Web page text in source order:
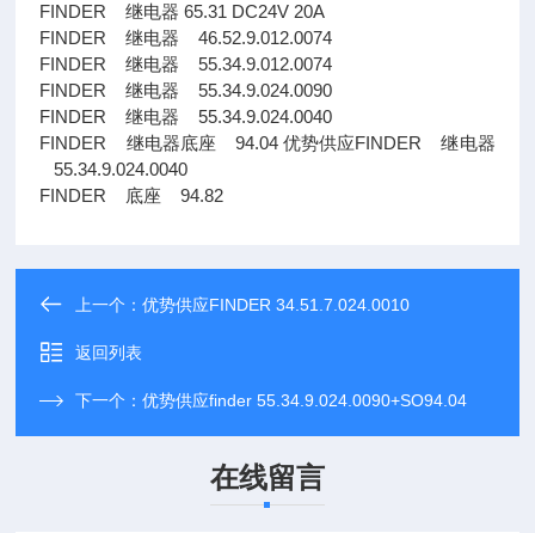
FINDER 继电器 65.31 DC24V 20A
FINDER 继电器 46.52.9.012.0074
FINDER 继电器 55.34.9.012.0074
FINDER 继电器 55.34.9.024.0090
FINDER 继电器 55.34.9.024.0040
FINDER 继电器底座 94.04 优势供应FINDER 继电器
55.34.9.024.0040
FINDER 底座 94.82
上一个：优势供应FINDER 34.51.7.024.0010
返回列表
下一个：优势供应finder 55.34.9.024.0090+SO94.04
在线留言